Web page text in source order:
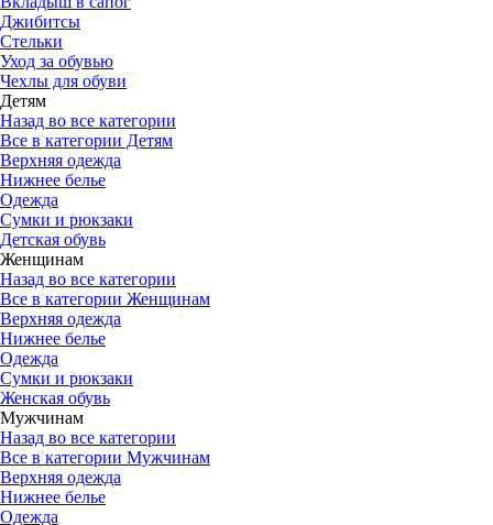
Джибитсы
Стельки
Уход за обувью
Чехлы для обуви
Детям
Назад во все категории
Все в категории Детям
Верхняя одежда
Нижнее белье
Одежда
Сумки и рюкзаки
Детская обувь
Женщинам
Назад во все категории
Все в категории Женщинам
Верхняя одежда
Нижнее белье
Одежда
Сумки и рюкзаки
Женская обувь
Мужчинам
Назад во все категории
Все в категории Мужчинам
Верхняя одежда
Нижнее белье
Одежда